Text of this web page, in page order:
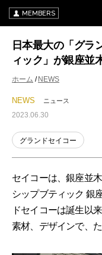
MEMBERS
日本最大の「グラ
ィック」が銀座並
ホーム NEWS
NEWS ニュース
2023.06.30
グランドセイコー
セイコーは、銀座並
シップブティック 銀
ドセイコーは誕生以
素材、デザインで、